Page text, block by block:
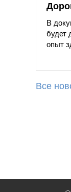
В
будет
опыт
Все